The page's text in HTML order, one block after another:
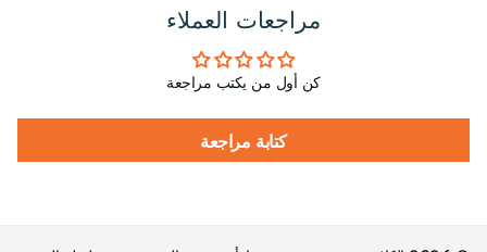
مراجعات العملاء
كن أول من يكتب مراجعة
كتابة مراجعة